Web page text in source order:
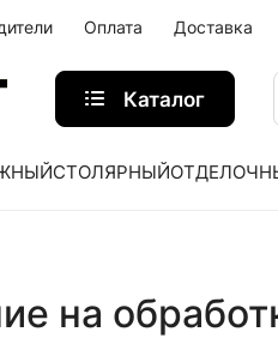
Оплата Доставка
Каталог
СТОЛЯРНЫЙ
на